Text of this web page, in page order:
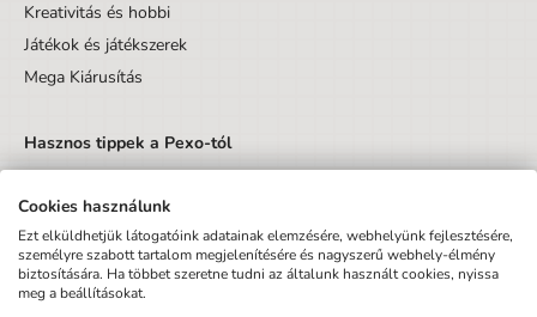
Kreativitás és hobbi
Játékok és játékszerek
Mega Kiárusítás
Hasznos tippek a Pexo-tól
Küldés
Cookies használunk
Ezt elküldhetjük látogatóink adatainak elemzésére, webhelyünk fejlesztésére,
személyre szabott tartalom megjelenítésére és nagyszerű webhely-élmény
biztosítására. Ha többet szeretne tudni az általunk használt cookies, nyissa
meg a beállításokat.